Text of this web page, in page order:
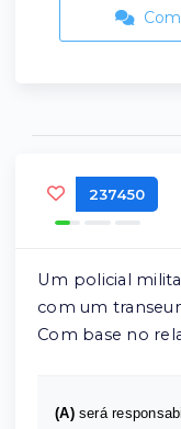
237450
Um policial
com um
Com base no
(A) será